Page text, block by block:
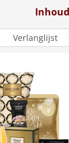
Inhoud
Verlanglijst